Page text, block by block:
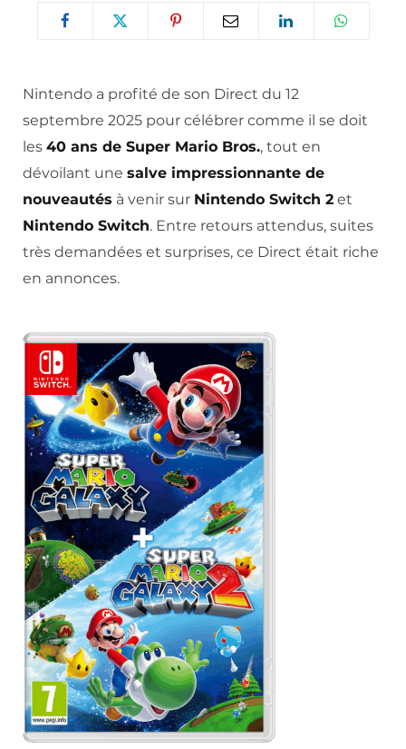
Nintendo a profité de son Direct du 12
septembre 2025 pour célébrer comme il se doit
les 40 ans de Super Mario Bros., tout en
dévoilant une salve impressionnante de
nouveautés à venir sur Nintendo Switch 2 et
Nintendo Switch. Entre retours attendus, suites
très demandées et surprises, ce Direct était riche
en annonces.